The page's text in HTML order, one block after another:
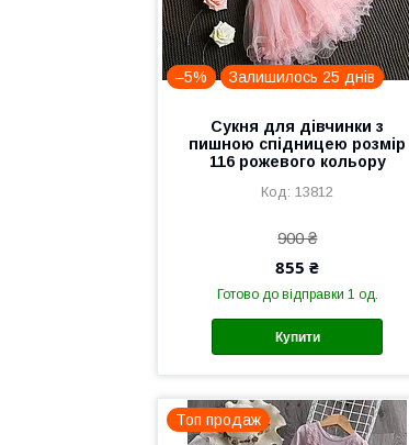
–5% Залишилось 25 днів
Сукня для дівчинки з
пишною спідницею розмір
116 рожевого кольору
13812
900 ₴
855 ₴
Готово до відправки 1 од.
Купити
Топ продаж